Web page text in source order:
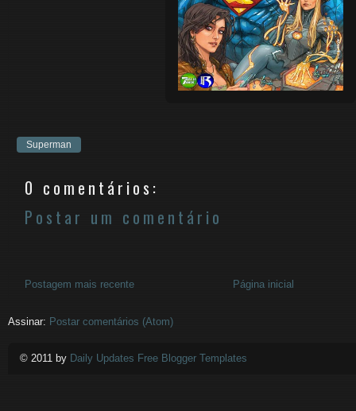
Superman
0 comentários:
Postar um comentário
Postagem mais recente Página inicial
Assinar: Postar comentários (Atom)
© 2011 by Daily Updates Free Blogger Templates